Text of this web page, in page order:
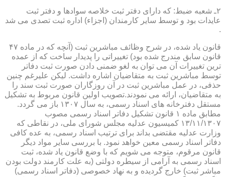
۲ـ شعبه ضبط: كه دارای دفتر ثبت خلاصه سوادها و دفتر ثبت
عایدات بود و توسط سایر كارمندان (اجزاء) اداره ثبت تصدی می شد
.
قانون یاد شده، در شرح وظائف مباشرین ثبت (آنچه كه در ماده ۴۷
قانون سابق مندرج شده بود) تغییراتی را پدیدار ساخت كه از عمده
ترین تغییرات آن می توان به لغو ضمنی دادن صورت ثبت دفاتر
توسط مباشرین ثبت به متقاضیان اشاره داشت. لیكن علیرغم چنین
حذفی، در عمل مباشرین ثبت در آن روزگاران صورت ثبت سند را
به متقاضیان، ارائه می نمودند.تصویب اولین قانون مربوط به تشكیل
مستقل دفترخانه های اسناد رسمی، به سال ۱۳۰۷ باز می گردد.
مطابق ماده ۱ قانون تشكیل دفاتر اسناد رسمی مصوب
۱۳/۱۱/۱۳۰۷ كمیسیون عدلیه مجلس شورای ملی، در نقاطی كه
وزارت عدلیه مقتضی بداند برای ترتیب اسناد رسمی، به عده كافی
دفاتر اسناد رسمی معین خواهد نمود. با بررسی سایر مواد دیگر
قانون مرقوم، متوجه می شویم كه با وضع قانون یاد شده، ثبت
اسناد رسمی به آرامی از سیطره دولتی (به علت كارمند دولت بودن
مباشر ثبت) خارج گردیده و به نهاد خصوصی (دفاتر اسناد رسمی)